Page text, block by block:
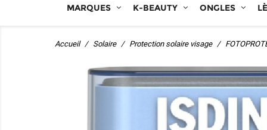
MARQUES K-BEAUTY ONGLES
Accueil Solaire Protection solaire visage